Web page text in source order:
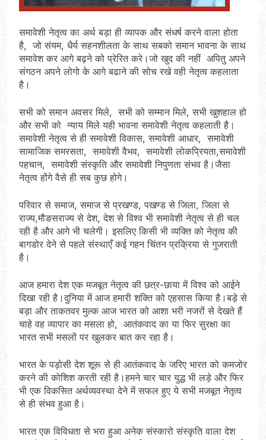
समावेशी नेतृत्व का अर्थ बड़ा ही व्यापक और संधर्ष करने वाला होता
है, जो संयम, धैर्य सहनशीलता के साथ सबको समान भावना के साथ
समावेश कर आगे बढ़ने को प्रेरित करे।जो खुद की नहीं अपितु अपने
संगठन अपने लोगो के आगे बढाने की सोच रखे वही नेतृत्व कहलाता
है।
सभी को समान अवसर मिले, सभी को सम्मान मिले, सभी खुशहाल हो
और सभी को न्याय मिले यही भावना समावेशी नेतृत्व कहलाती है।
समावेशी नेतृत्व से ही समावेशी विकास, समावेशी आधार, समावेशी
सामाजिक समरसता, समावेशी वैभव, समावेशी लोकप्रियता,समावेशी
पहचान, समावेशी संस्कृति और समावेशी निपुणता संभव है।जैसा
नेतृत्व होंगे वैसे ही सब कुछ होगे।
परिवार से समाज, समाज से प्रखण्ड, पखण्ड से जिला, जिला से
राज्य,मौङसराज्य से देश, देश से विश्व भी समावेशी नेतृत्व से ही चल
रही है और आगे भी चलेगी। इसलिए किसी भी व्यक्ति को नेतृत्व की
बागडोर देने से पहले संस्थाएँ कई गहन चिंतन प्रक्रिया से गुजराती
है।
आज हमारा देश एक मजबूत नेतृत्व की छत्र-छाया में विश्व को आईने
दिखा रही है।दुनिया में आज हमारी शक्ति को एहसास किया है।बड़े से
बड़ा और ताकतवर मुल्क आज भारत को आशा भरी नजरों से देखते हैं
चाहे वह व्यापार का मसला हो, आतंकवाद का या फिर सुरक्षा का
भारत सभी मसलों पर खुलकर बात कर रहा है।
भारत के पड़ोसी देश शूरू से ही आतंकवाद के जरिए भारत को कमजोर
करने की कोशिश करती रही है।हमने चार चार युद्ध भी लड़े और फिर
भी एक विकसित अर्थव्यवस्था देने में सफल हुए ये सभी मजबूत नेतृत्व
से ही संभव हुआ है।
भारत एक विविधता से भरा हुआ अनेक संस्कारो संस्कृति वाला देश